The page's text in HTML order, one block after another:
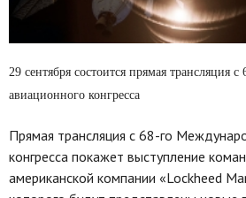
29 сентября состоится прямая трансляция
авиационного конгресса
Прямая трансляция с 68-го
конгресса покажет выступление
американской компании «Lockheed